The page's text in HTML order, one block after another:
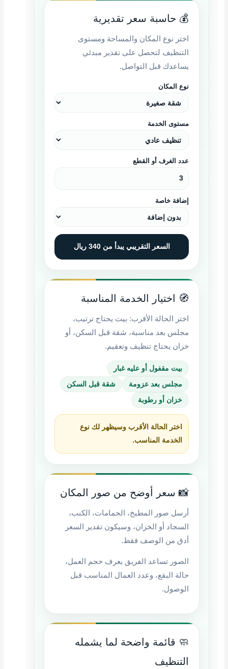
💰 حاسبة سعر تقديرية
اختر نوع المكان والمساحة ومستوى
التنظيف لتحصل على تقدير مبدئي
يساعدك قبل التواصل.
نوع المكان
مستوى الخدمة
عدد الغرف أو القطع
إضافة خاصة
السعر التقريبي يبدأ من 340 ريال
🧭 اختيار الخدمة المناسبة
اختر الحالة الأقرب: بيت يحتاج ترتيب،
مجلس بعد مناسبة، شقة قبل السكن، أو
خزان يحتاج تنظيف وتعقيم.
بيت مقفول أو عليه غبار
مجلس بعد عزومة شقة قبل السكن
خزان أو رطوبة
اختر الحالة الأقرب وسيظهر لك نوع
الخدمة المناسب.
📸 سعر أوضح من صور المكان
أرسل صور المطبخ، الحمامات، الكنب،
السجاد أو الخزان، وسيكون تقدير السعر
أدق من الوصف فقط.
الصور تساعد الفريق يعرف حجم العمل،
حالة البقع، وعدد العمال المناسب قبل
الوصول.
🧼 قائمة واضحة لما يشمله
التنظيف